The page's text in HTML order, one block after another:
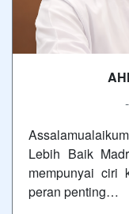
Lebih Baik
mempunyai ciri
peran penting…